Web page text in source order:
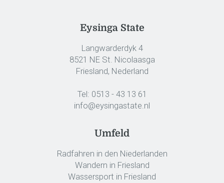
Eysinga State
Langwarderdyk 4
8521 NE St. Nicolaasga
Friesland, Nederland
Tel: 0513 - 43 13 61
info@eysingastate.nl
Umfeld
Radfahren in den Niederlanden
Wandern in Friesland
Wassersport in Friesland